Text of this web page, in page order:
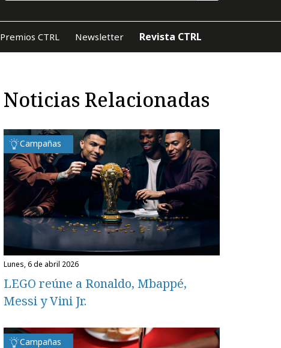
Premios CTRL Newsletter Revista CTRL
Noticias Relacionadas
Campañas
lunes, 6 de abril 2026
LEGO reúne a Ronaldo, Mbappé,
Messi y Vini Jr.
Campañas